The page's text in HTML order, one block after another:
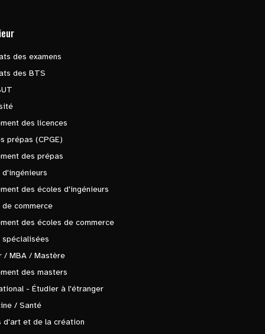
des examens
des BTS
des licences
prépas (CPGE)
des prépas
d'ingénieurs
des écoles d'ingénieurs
de commerce
des écoles de commerce
spécialisées
/ MBA / Mastère
des masters
- Étudier à l'étranger
/ Santé
d'art et de la création